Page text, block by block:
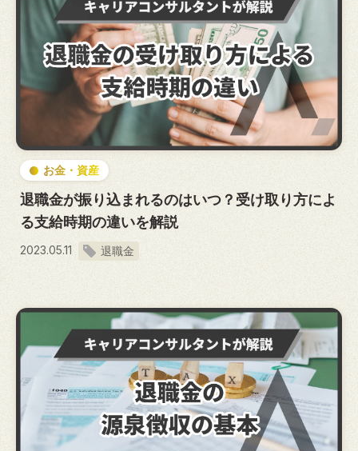
お金・資産
退職金が振り込まれるのはいつ？受け取り方によ
る支給時期の違いを解説
2023.05.11 退職金